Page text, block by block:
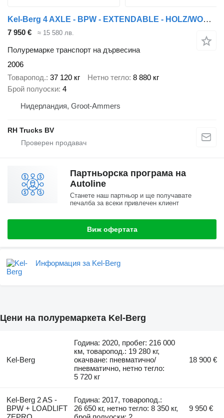
Kel-Berg 4 AXLE - BPW - EXTENDABLE - HOLZ/WOOD/HOUT
7 950 € ≈ 15 580 лв.
Полуремарке транспорт на дървесина
2006
Товаропод. 37 120 кг Нетно тегло 8 880 кг
Брой полуоски 4
Нидерландия, Groot-Ammers
RH Trucks BV
Партньорска програма на
Autoline
Станете наш партньор и ще получавате
печалба за всеки привлечен клиент
Виж офертата
Информация за Kel-Berg
Цени на полуремаркета Kel-Berg
Kel-Berg
Година: 2020, пробег: 216 000
км, товаропод.: 19 280 кг,
окачване: пневматично/
пневматично, нетно тегло:
5 720 кг
18 900 €
Kel-Berg 2 AS -
BPW + LOADLIFT
Година: 2017, товаропод.:
26 650 кг, нетно тегло: 8 350 кг,
9 950 €